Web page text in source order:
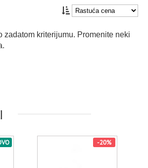
zadatom kriterijumu. Promenite neki
-20%